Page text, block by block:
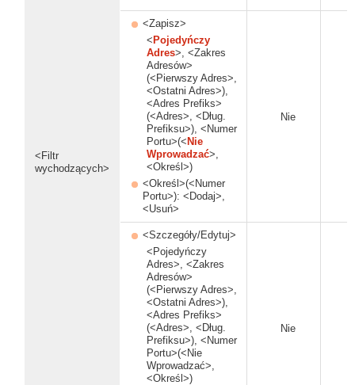
<Filtr
wychodzących>
<Zapisz>
< Pojedyńczy
Adres>, <Zakres
Adresów>
(<Pierwszy Adres>,
<Ostatni Adres>),
<Adres Prefiks>
(<Adres>, <Dług.
Prefiksu>), <Numer
Portu>(< Nie
Wprowadzać>,
<Określ>)
<Określ>(<Numer
Portu>): <Dodaj>,
<Usuń>
Nie
<Szczegóły/Edytuj>
<Pojedyńczy
Adres>, <Zakres
Adresów>
(<Pierwszy Adres>,
<Ostatni Adres>),
<Adres Prefiks>
(<Adres>, <Dług.
Prefiksu>), <Numer
Portu>(<Nie
Wprowadzać>,
<Określ>)
Nie